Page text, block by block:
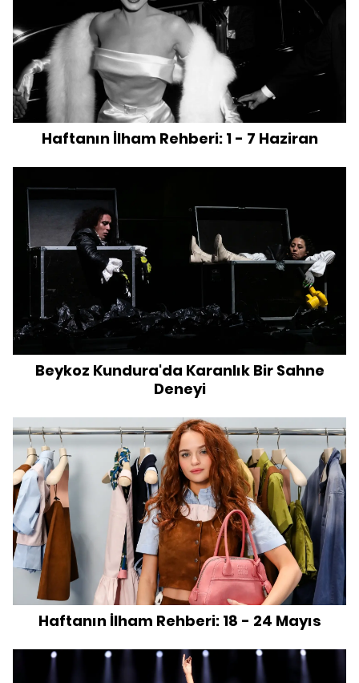
Haftanın İlham Rehberi: 1 - 7 Haziran
Beykoz Kundura'da Karanlık Bir Sahne
Deneyi
Haftanın İlham Rehberi: 18 - 24 Mayıs